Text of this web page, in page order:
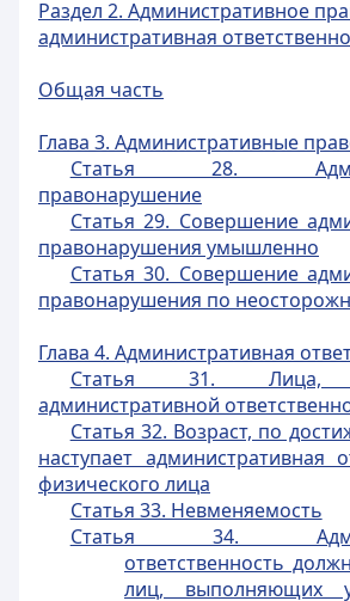
Раздел 2. Административное
административная
Общая часть
Глава 3. Административные
Статья 28.
правонарушение
Статья 29. Совершение
правонарушения умышленно
Статья 30. Совершение
правонарушения по
Глава 4. Административная
Статья 31. Лица,
административной
Статья 32. Возраст, по
наступает административная
физического лица
Статья 33. Невменяемость
Статья 34.
ответственность
лиц, выполняющих